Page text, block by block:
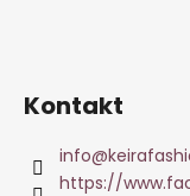
Kontakt
info@
https://